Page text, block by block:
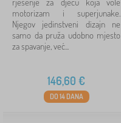
motorizam i superjunake.
Njegov jedinstveni dizajn ne
samo da pruža udobno mjesto
za spavanje, već...
146,60 €
DO 14 DANA